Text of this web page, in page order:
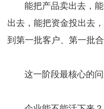
能把产品卖出去，能
出去，能把资金投出去
到第一批客户、第一批
这一阶段最核心的问